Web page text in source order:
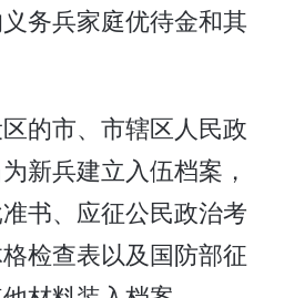
务兵家庭优待金和其
的市、市辖区人民政
新兵建立入伍档案，
书、应征公民政治考
检查表以及国防部征